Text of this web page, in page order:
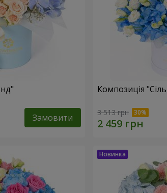
Замовити
Композиція
3 513 грн